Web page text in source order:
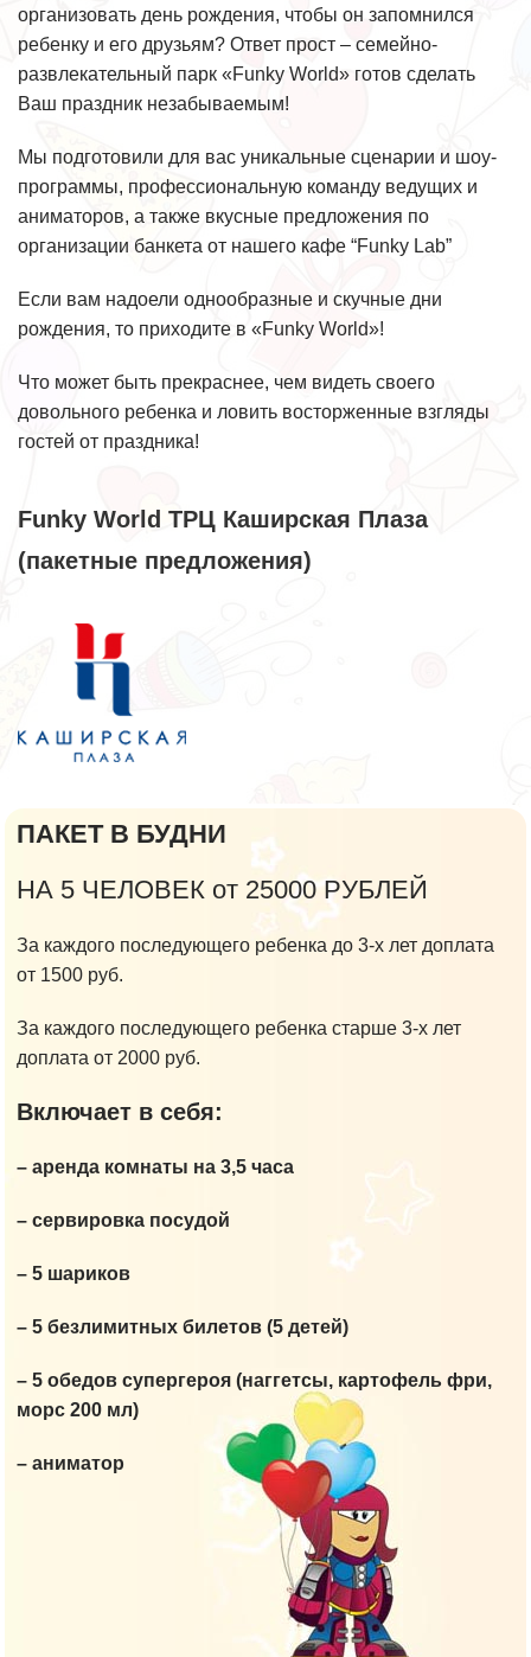
организовать день рождения, чтобы он запомнился
ребенку и его друзьям? Ответ прост – семейно-
развлекательный парк «Funky World» готов сделать
Ваш праздник незабываемым!
Мы подготовили для вас уникальные сценарии и шоу-
программы, профессиональную команду ведущих и
аниматоров, а также вкусные предложения по
организации банкета от нашего кафе “Funky Lab”
Если вам надоели однообразные и скучные дни
рождения, то приходите в «Funky World»!
Что может быть прекраснее, чем видеть своего
довольного ребенка и ловить восторженные взгляды
гостей от праздника!
Funky World ТРЦ Каширская Плаза
(пакетные предложения)
ПАКЕТ В БУДНИ
НА 5 ЧЕЛОВЕК от 25000 РУБЛЕЙ
За каждого последующего ребенка до 3-х лет доплата
от 1500 руб.
За каждого последующего ребенка старше 3-х лет
доплата от 2000 руб.
Включает в себя:
– аренда комнаты на 3,5 часа
– сервировка посудой
– 5 шариков
– 5 безлимитных билетов (5 детей)
– 5 обедов супергероя (наггетсы, картофель фри,
морс 200 мл)
– аниматор